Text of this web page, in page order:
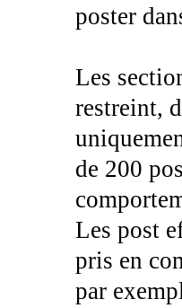
poster
Les
restreint,
de 200
Les post
pris en
par